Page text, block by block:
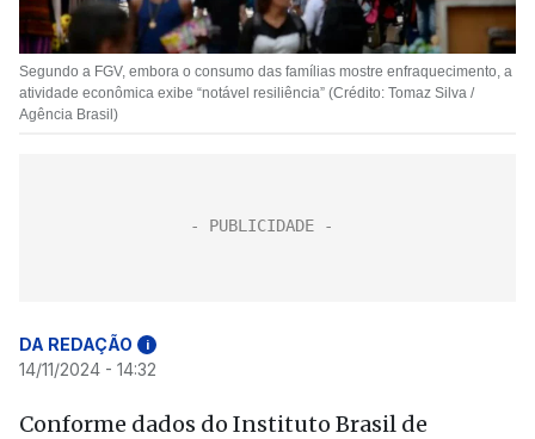
Segundo a FGV, embora o consumo das famílias mostre enfraquecimento, a
atividade econômica exibe “notável resiliência” (Crédito: Tomaz Silva /
Agência Brasil)
DA REDAÇÃO i
14/11/2024 - 14:32
Conforme dados do Instituto Brasil de